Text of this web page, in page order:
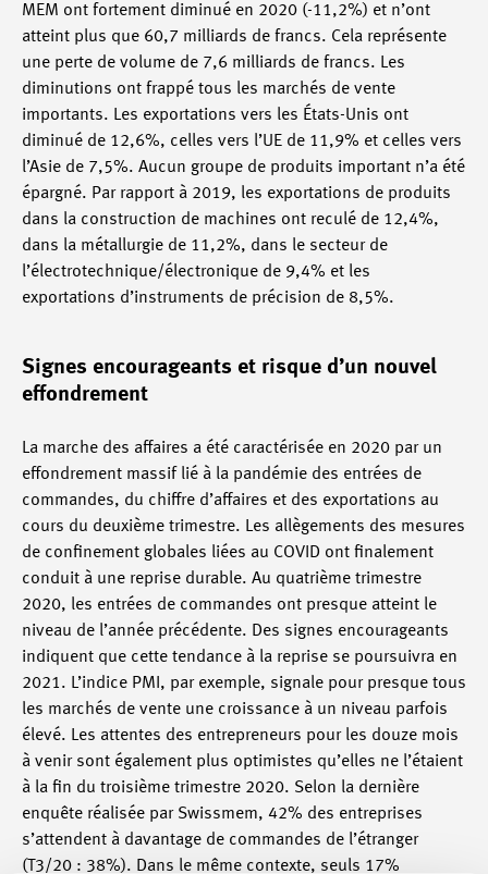
MEM ont fortement diminué en 2020 (-11,2%) et n’ont
atteint plus que 60,7 milliards de francs. Cela représente
une perte de volume de 7,6 milliards de francs. Les
diminutions ont frappé tous les marchés de vente
importants. Les exportations vers les États-Unis ont
diminué de 12,6%, celles vers l’UE de 11,9% et celles vers
l’Asie de 7,5%. Aucun groupe de produits important n’a été
épargné. Par rapport à 2019, les exportations de produits
dans la construction de machines ont reculé de 12,4%,
dans la métallurgie de 11,2%, dans le secteur de
l’électrotechnique/électronique de 9,4% et les
exportations d’instruments de précision de 8,5%.
Signes encourageants et risque d’un nouvel
effondrement
La marche des affaires a été caractérisée en 2020 par un
effondrement massif lié à la pandémie des entrées de
commandes, du chiffre d’affaires et des exportations au
cours du deuxième trimestre. Les allègements des mesures
de confinement globales liées au COVID ont finalement
conduit à une reprise durable. Au quatrième trimestre
2020, les entrées de commandes ont presque atteint le
niveau de l’année précédente. Des signes encourageants
indiquent que cette tendance à la reprise se poursuivra en
2021. L’indice PMI, par exemple, signale pour presque tous
les marchés de vente une croissance à un niveau parfois
élevé. Les attentes des entrepreneurs pour les douze mois
à venir sont également plus optimistes qu’elles ne l’étaient
à la fin du troisième trimestre 2020. Selon la dernière
enquête réalisée par Swissmem, 42% des entreprises
s’attendent à davantage de commandes de l’étranger
(T3/20 : 38%). Dans le même contexte, seuls 17%